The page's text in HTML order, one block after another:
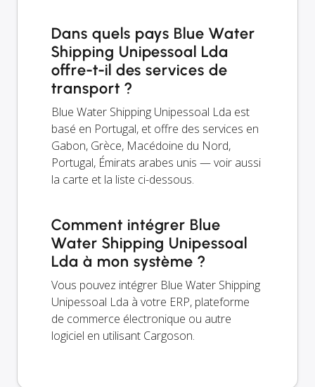
Dans quels pays Blue Water
Shipping Unipessoal Lda
offre-t-il des services de
transport ?
Blue Water Shipping Unipessoal Lda est
basé en Portugal, et offre des services en
Gabon, Grèce, Macédoine du Nord,
Portugal, Émirats arabes unis — voir aussi
la carte et la liste ci-dessous.
Comment intégrer Blue
Water Shipping Unipessoal
Lda à mon système ?
Vous pouvez intégrer Blue Water Shipping
Unipessoal Lda à votre ERP, plateforme
de commerce électronique ou autre
logiciel en utilisant Cargoson.